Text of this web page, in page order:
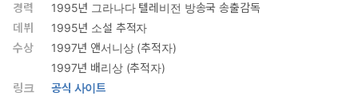
군사관학교, 웨스트포인트의 2005년도 졸업 반지. 4년에 걸친 혹
독한 훈련을 이겨낸 자만이 가질 수 있는 영광스러운 반지를 전당포
에 맡길 졸업생은 아무도 없다.
리처는 반지의 주인인 여자 생도에게 심각한 문제가 생겼음을 직감
하고 추적에 나선다. 반지의 이동 경로를 따라갈수록 분명해지는 사
경력
1995년 그라나다 텔레비전 방송국 송출감독
데뷔
1995년 소설 추적자
수상
1997년 앤서니상 (추적자)
1997년 배리상 (추적자)
링크
공식 사이트